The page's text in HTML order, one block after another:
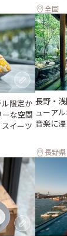
全国
限定か
な空間
イーツ
長野・
ューア
音楽に
長野県